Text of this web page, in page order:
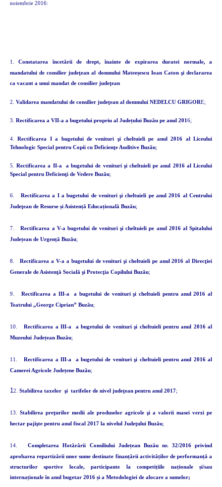
noiembrie 2016:
1. Constatarea încetării de drept, înainte de expirarea duratei normale, a
mandatului de consilier judeţean al domnului Mateeșescu Ioan Caton şi declararea
ca vacant a unui mandat de consilier judeţean
2. Validarea mandatului de consilier judeţean al domnului NEDELCU GRIGORE;
3. Rectificarea a VII-a a bugetului propriu al Județului Buzău pe anul 2016;
4.Rectificarea I a bugetului de venituri şi cheltuieli pe anul 2016 al Liceului
Tehnologic Special pentru Copii cu Deficienţe Auditive Buzău;
5.Rectificarea a II-a
a bugetului de venituri şi cheltuieli pe anul 2016 al Liceului
Special pentru Deficienţi de Vedere Buzău;
6.
Rectificarea a I a bugetului de venituri şi cheltuieli pe anul 2016 al Centrului
Judeţean de Resurse și Asistență Educațională Buzău;
7.
Rectificarea a V-a bugetului de venituri şi cheltuieli pe anul 2016 al Spitalului
Județean de Urgență Buzău;
8. Rectificarea a V-a a bugetului de venituri şi cheltuieli pe anul 2016 al Direcţiei
Generale de Asistenţă Socială şi Protecţia Copilului Buzău;
9. Rectificarea a III-a
a bugetului de venituri şi cheltuieli pentru anul 2016 al
Teatrului „George Ciprian” Buzău;
10. Rectificarea a III-a
a bugetului de venituri şi cheltuieli pentru anul 2016 al
Muzeului Județean Buzău;
11. Rectificarea a III-a
a bugetului de venituri şi cheltuieli pentru anul 2016 al
Camerei Agricole Județene Buzău;
12. Stabilirea taxelor şi tarifelor de nivel judeţean pentru anul 2017;
13. Stabilirea preţurilor medii ale produselor agricole şi a valorii masei verzi pe
hectar pajişte pentru anul fiscal 2017 la nivelul Judeţului Buzău;
14.
Completarea Hotărârii Consiliului Județean Buzău nr. 32/2016 privind
aprobarea repartizării unor sume destinate finanțării activităților de performanță a
structurilor sportive locale, participante la competițiile naționale și/sau
internaționale în anul bugetar 2016 și a Metodologiei de alocare a sumelor;